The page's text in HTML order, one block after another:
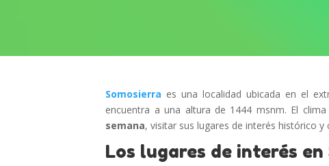
Somosierra es una localidad ubicada en el
encuentra a una altura de 1444 msnm. El
semana, visitar sus lugares de interés histórico
Los lugares de interés en